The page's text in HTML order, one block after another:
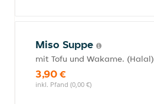
Miso Suppe
mit Tofu und Wakame. (Halal)
3,90 €
inkl. Pfand (0,00 €)